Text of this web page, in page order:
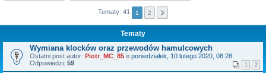
Tematy: 41 1 2
Tematy
Wymiana klocków oraz przewodów hamulcowych
Ostatni post autor: Piotr_MC_85 « poniedziałek, 10 lutego 2020, 08:28
Odpowiedzi: 59 1 2